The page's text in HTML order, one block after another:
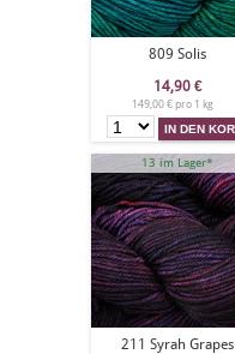
809 Solis
14,90 €
149,00 € pro 1 kg
13 im Lager*
211 Syrah Grapes